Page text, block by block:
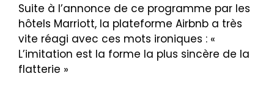
Suite à l’annonce de ce programme par les
hôtels Marriott, la plateforme Airbnb a très
vite réagi avec ces mots ironiques : «
L’imitation est la forme la plus sincère de la
flatterie »